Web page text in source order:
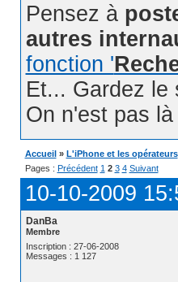
Pensez à
autres
fonction '
Et... Gardez le
On n'est pas
Accueil » L'iPhone et les opérateurs
Pages : Précédent 1 2 3 4 Suivant
10-10-2009
DanBa
Membre
Inscription : 27-06-2008
Messages : 1 127